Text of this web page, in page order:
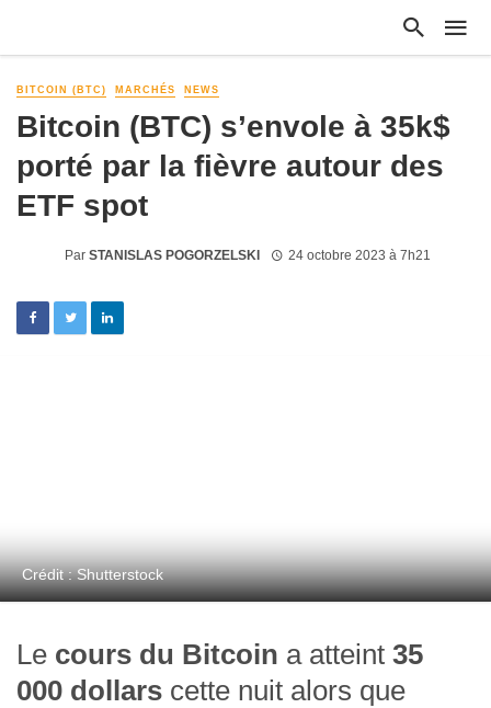
BITCOIN (BTC) MARCHÉS NEWS
Bitcoin (BTC) s’envole à 35k$
porté par la fièvre autour des
ETF spot
Par STANISLAS POGORZELSKI 24 octobre 2023 à 7h21
Crédit : Shutterstock
Le cours du Bitcoin a atteint 35
000 dollars cette nuit alors que